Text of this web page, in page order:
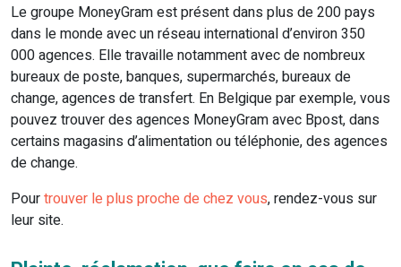
Le groupe MoneyGram est présent dans plus de 200 pays
dans le monde avec un réseau international d’environ 350
000 agences. Elle travaille notamment avec de nombreux
bureaux de poste, banques, supermarchés, bureaux de
change, agences de transfert. En Belgique par exemple, vous
pouvez trouver des agences MoneyGram avec Bpost, dans
certains magasins d’alimentation ou téléphonie, des agences
de change.
Pourtrouver le plus proche de chez vous, rendez-vous sur
leur site.